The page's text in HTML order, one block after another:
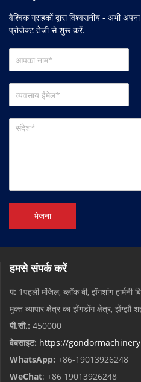
वैश्विक ग्राहकों द्वारा विश्वसनीय - अभी
प्रोजेक्ट तेजी से शुरू करें.
भेजना
हमसे संपर्क करें
प: 1पहली मंजिल, ब्लॉक बी, झेंगशांग हार्मनी
मुक्त व्यापार क्षेत्र का झेंगडोंग क्षेत्र, झेंग्झौ
पी.सी.: 450000
वेबसाइट: https://
WhatsApp: +86-19013926248
WeChat: +86 19013926248